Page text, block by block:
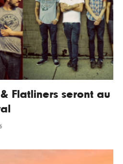
Flatliners seront au